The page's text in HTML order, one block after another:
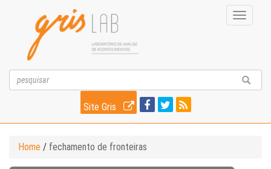
Toggle
Site Gris
Home / fechamento de fronteiras